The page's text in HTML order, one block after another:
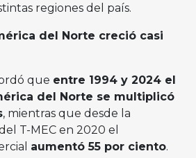
regiones del país.
del Norte creció casi
que entre 1994 y 2024 el
del Norte se multiplicó
, mientras que desde la
T-MEC en 2020 el
aumentó 55 por ciento.